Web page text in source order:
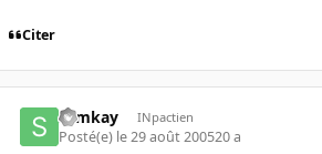
Citer
slimkay INpactien
Posté(e) le 29 août 200520 a